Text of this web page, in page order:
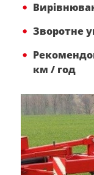
Зворотне
км / год